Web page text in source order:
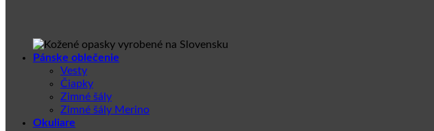
Pánske oblečenie
Vesty
Čiapky
Zimné šály
Zimné šály Merino
Okuliare